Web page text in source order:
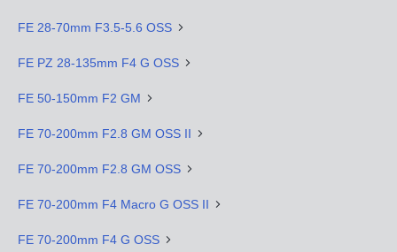
FE 28-70mm F3.5-5.6 OSS
FE PZ 28-135mm F4 G OSS
FE 50-150mm F2 GM
FE 70-200mm F2.8 GM OSS II
FE 70-200mm F2.8 GM OSS
FE 70-200mm F4 Macro G OSS II
FE 70-200mm F4 G OSS